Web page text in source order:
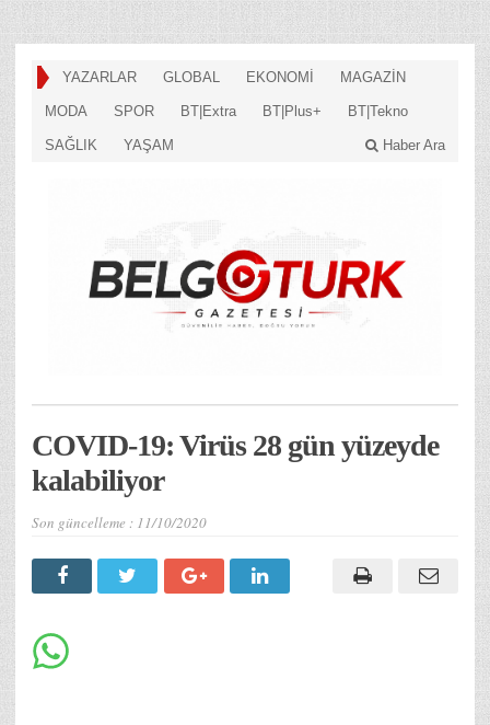
YAZARLAR GLOBAL EKONOMİ MAGAZİN
MODA SPOR BT|Extra BT|Plus+ BT|Tekno
SAĞLIK YAŞAM Haber Ara
COVID-19: Virüs 28 gün yüzeyde
kalabiliyor
Son güncelleme : 11/10/2020